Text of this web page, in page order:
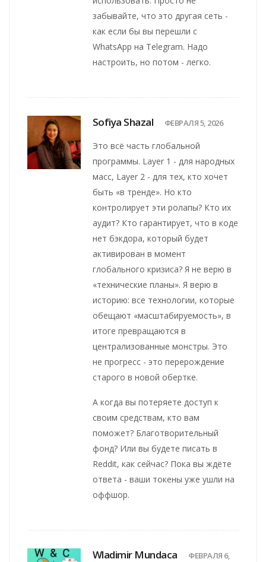
забывайте, что это другая сеть -
как если бы вы перешли с
WhatsApp на Telegram. Надо
настроить, но потом - легко.
Sofiya Shazal ФЕВРАЛЯ 5, 2026
Это всё часть глобальной
программы. Layer 1 - для народных
масс, Layer 2 - для тех, кто хочет
быть «в тренде». Но кто
контролирует эти ролапы? Кто их
аудит? Кто гарантирует, что в коде
нет бэкдора, который будет
активирован в момент
глобального кризиса? Я не верю в
«технические планы». Я верю в
историю: все технологии, которые
обещают «масштабируемость», в
итоге превращаются в
централизованные монстры. Это
не прогресс - это перерождение
старого в новой обертке.
А когда вы потеряете доступ к
своим средствам, кто вам
поможет? Благотворительный
фонд? Или вы будете писать в
Reddit, как сейчас? Пока вы ждёте
ответа - ваши токены уже ушли на
оффшор.
Wladimir Mundaca
ФЕВРАЛЯ 6,